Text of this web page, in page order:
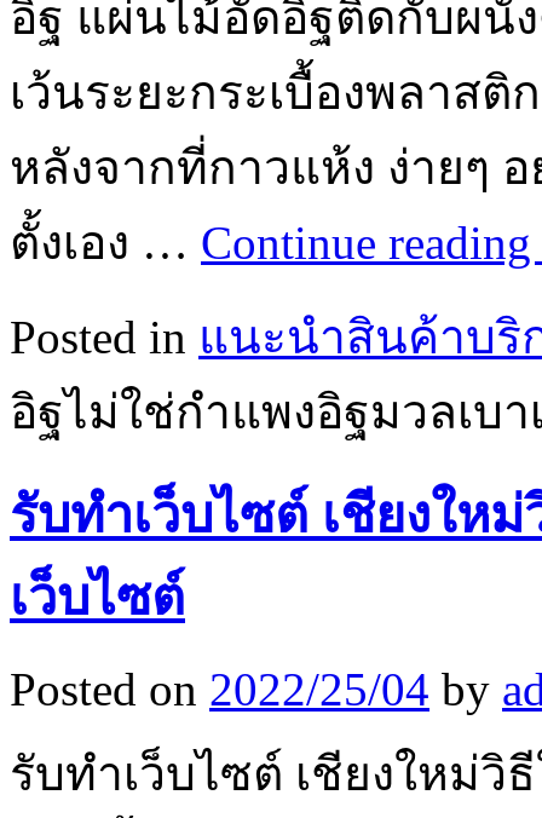
อิฐ แผ่นไม้อัดอิฐติดกับผนั
เว้นระยะกระเบื้องพลาส
หลังจากที่กาวแห้ง ง่ายๆ
ตั้งเอง … Continue reading
Posted in แนะนำสินค้าบริ
อิฐไม่ใช่กำแพงอิฐมวลเบา
รับทำเว็บไซต์ เชียงให
เว็บไซต์
Posted on 2022/25/04 by
รับทำเว็บไซต์ เชียงใหม่วิ